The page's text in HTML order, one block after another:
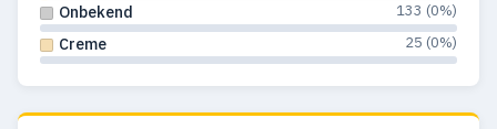
1984 519 138
1982 294 81
Onbekend 133 (0%)
Creme 25 (0%)